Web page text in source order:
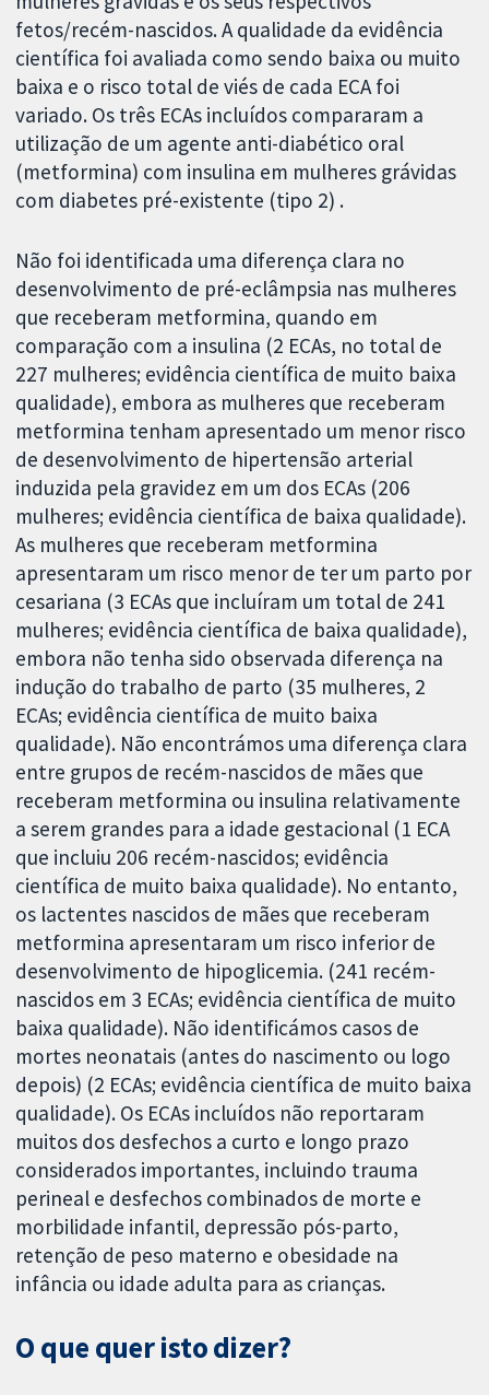
fetos/recém-nascidos. A qualidade da evidência
científica foi avaliada como sendo baixa ou muito
baixa e o risco total de viés de cada ECA foi
variado. Os três ECAs incluídos compararam a
utilização de um agente anti-diabético oral
(metformina) com insulina em mulheres grávidas
com diabetes pré-existente (tipo 2) .
Não foi identificada uma diferença clara no
desenvolvimento de pré-eclâmpsia nas mulheres
que receberam metformina, quando em
comparação com a insulina (2 ECAs, no total de
227 mulheres; evidência científica de muito baixa
qualidade), embora as mulheres que receberam
metformina tenham apresentado um menor risco
de desenvolvimento de hipertensão arterial
induzida pela gravidez em um dos ECAs (206
mulheres; evidência científica de baixa qualidade).
As mulheres que receberam metformina
apresentaram um risco menor de ter um parto por
cesariana (3 ECAs que incluíram um total de 241
mulheres; evidência científica de baixa qualidade),
embora não tenha sido observada diferença na
indução do trabalho de parto (35 mulheres, 2
ECAs; evidência científica de muito baixa
qualidade). Não encontrámos uma diferença clara
entre grupos de recém-nascidos de mães que
receberam metformina ou insulina relativamente
a serem grandes para a idade gestacional (1 ECA
que incluiu 206 recém-nascidos; evidência
científica de muito baixa qualidade). No entanto,
os lactentes nascidos de mães que receberam
metformina apresentaram um risco inferior de
desenvolvimento de hipoglicemia. (241 recém-
nascidos em 3 ECAs; evidência científica de muito
baixa qualidade). Não identificámos casos de
mortes neonatais (antes do nascimento ou logo
depois) (2 ECAs; evidência científica de muito baixa
qualidade). Os ECAs incluídos não reportaram
muitos dos desfechos a curto e longo prazo
considerados importantes, incluindo trauma
perineal e desfechos combinados de morte e
morbilidade infantil, depressão pós-parto,
retenção de peso materno e obesidade na
infância ou idade adulta para as crianças.
O que quer isto dizer?